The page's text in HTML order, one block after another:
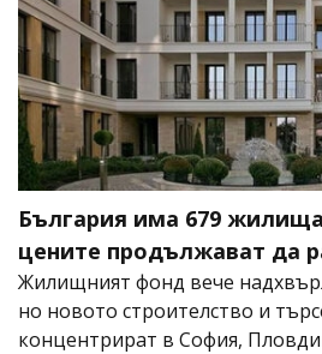
България има 679
цените продължават да
Жилищният фонд вече
но новото строителство и
концентрират в София,